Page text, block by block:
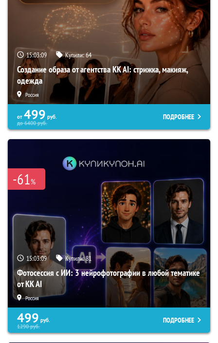
15:03:08 Купили:64
Создание образа от агентства KK AI: стрижка, макияж,
одежда
Россия
от 499 руб.
до6400руб.
ПОДРОБНЕЕ
-61%
15:03:08 Купили:81
Фотосессия с ИИ: 3 нейрофотографии в любой тематике
от KK AI
Россия
499 руб.
1290руб.
ПОДРОБНЕЕ